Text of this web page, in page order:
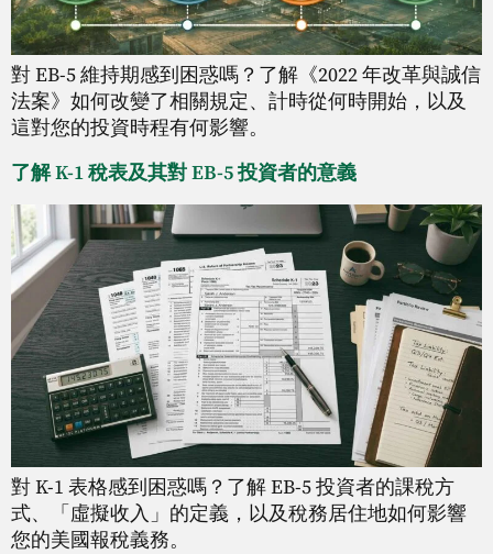
對 EB-5 維持期感到困惑嗎？了解《2022 年改革與誠信
法案》如何改變了相關規定、計時從何時開始，以及
這對您的投資時程有何影響。
了解 K-1 稅表及其對 EB-5 投資者的意義
對 K-1 表格感到困惑嗎？了解 EB-5 投資者的課稅方
式、「虛擬收入」的定義，以及稅務居住地如何影響
您的美國報稅義務。